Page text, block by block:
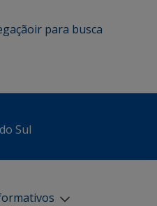
ir para busca
Sul